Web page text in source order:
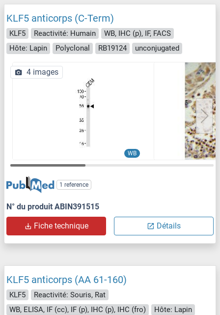
KLF5 anticorps (C-Term)
KLF5 Reactivité: Humain
WB, IHC (p), IF, FACS
Hôte: Lapin
Polyclonal RB19124 unconjugated
WB
4 images
1 reference
N° du produit ABIN391515
Fiche technique Détails
KLF5 anticorps (AA 61-160)
KLF5
Reactivité: Souris, Rat
WB, ELISA, IF (cc), IF (p), IHC (p), IHC (fro)
Hôte: Lapin